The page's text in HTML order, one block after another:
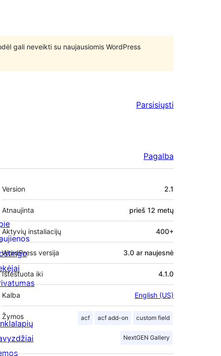
gali neveikti su naujausiomis WordPress
Parsisiųsti
Pagalba
Metainformacija
Version 2.1
Atnaujinta prieš 12 metų
Aktyvių instaliacijų 400+
WordPress versija 3.0 ar naujesnė
Ištestuota iki 4.1.0
Kalba English (US)
Žymos acf acf add-on custom field
NextGEN Gallery